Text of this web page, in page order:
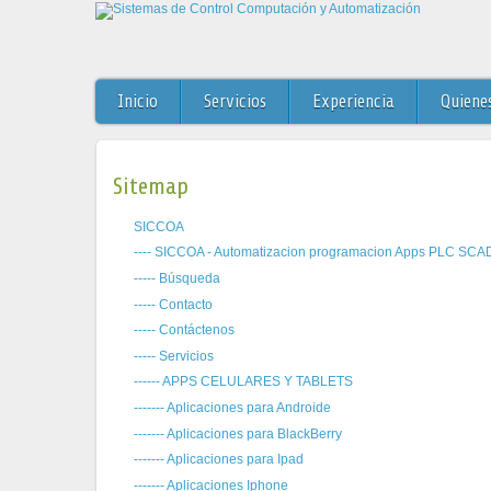
Inicio Servicios Experiencia
Sitemap
SICCOA
---- SICCOA - Automatizacion programacion Apps PLC
----- Búsqueda
----- Contacto
----- Contáctenos
----- Servicios
------ APPS CELULARES Y TABLETS
------- Aplicaciones para Androide
------- Aplicaciones para BlackBerry
------- Aplicaciones para Ipad
------- Aplicaciones Iphone